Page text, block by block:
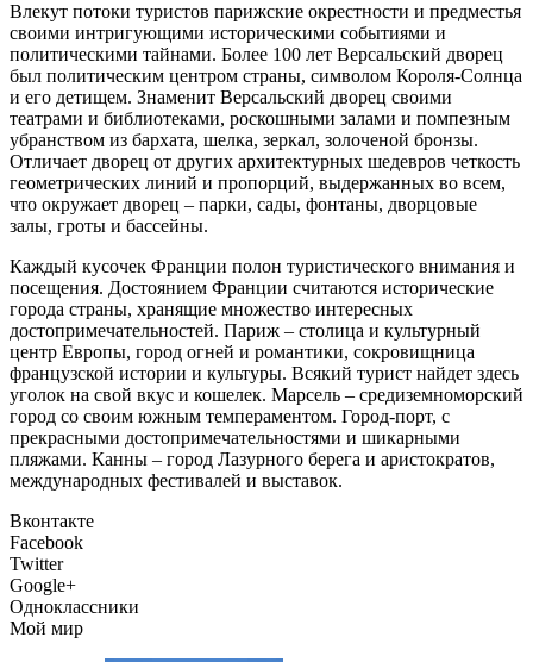
Влекут потоки туристов парижские окрестности и предместья
своими интригующими историческими событиями и
политическими тайнами. Более 100 лет Версальский дворец
был политическим центром страны, символом Короля-Солнца
и его детищем. Знаменит Версальский дворец своими
театрами и библиотеками, роскошными залами и помпезным
убранством из бархата, шелка, зеркал, золоченой бронзы.
Отличает дворец от других архитектурных шедевров четкость
геометрических линий и пропорций, выдержанных во всем,
что окружает дворец – парки, сады, фонтаны, дворцовые
залы, гроты и бассейны.
Каждый кусочек Франции полон туристического внимания и
посещения. Достоянием Франции считаются исторические
города страны, хранящие множество интересных
достопримечательностей. Париж – столица и культурный
центр Европы, город огней и романтики, сокровищница
французской истории и культуры. Всякий турист найдет здесь
уголок на свой вкус и кошелек. Марсель – средиземноморский
город со своим южным темпераментом. Город-порт, с
прекрасными достопримечательностями и шикарными
пляжами. Канны – город Лазурного берега и аристократов,
международных фестивалей и выставок.
Вконтакте
Facebook
Twitter
Google+
Одноклассники
Мой мир